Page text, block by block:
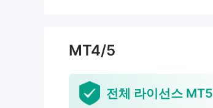
MT4/5
전체 라이선스 MT5